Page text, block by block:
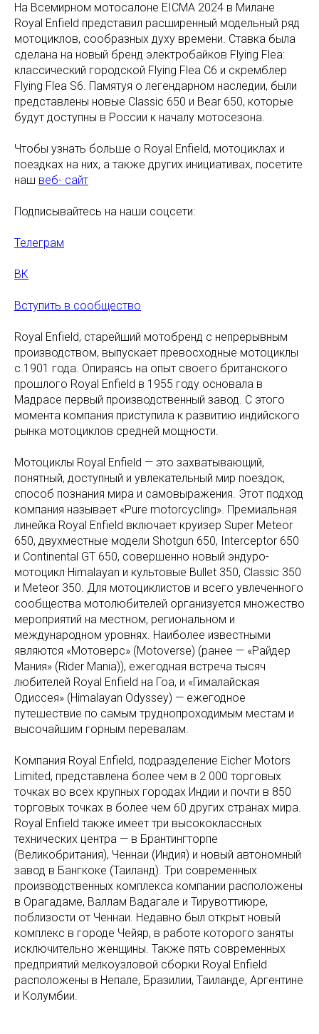
На Всемирном мотосалоне EICMA 2024 в Милане
Royal Enfield представил расширенный модельный ряд
мотоциклов, сообразных духу времени. Ставка была
сделана на новый бренд электробайков Flying Flea:
классический городской Flying Flea C6 и скремблер
Flying Flea S6. Памятуя о легендарном наследии, были
представлены новые Classic 650 и Bear 650, которые
будут доступны в России к началу мотосезона.
Чтобы узнать больше о Royal Enfield, мотоциклах и
поездках на них, а также других инициативах, посетите
наш веб- сайт
Подписывайтесь на наши соцсети:
Телеграм
ВК
Вступить в сообщество
Royal Enfield, старейший мотобренд с непрерывным
производством, выпускает превосходные мотоциклы
с 1901 года. Опираясь на опыт своего британского
прошлого Royal Enfield в 1955 году основала в
Мадрасе первый производственный завод. С этого
момента компания приступила к развитию индийского
рынка мотоциклов средней мощности.
Мотоциклы Royal Enfield — это захватывающий,
понятный, доступный и увлекательный мир поездок,
способ познания мира и самовыражения. Этот подход
компания называет «Pure motorcycling». Премиальная
линейка Royal Enfield включает круизер Super Meteor
650, двухместные модели Shotgun 650, Interceptor 650
и Continental GT 650, совершенно новый эндуро-
мотоцикл Himalayan и культовые Bullet 350, Classic 350
и Meteor 350. Для мотоциклистов и всего увлеченного
сообщества мотолюбителей организуется множество
мероприятий на местном, региональном и
международном уровнях. Наиболее известными
являются «Мотоверс» (Motoverse) (ранее — «Райдер
Мания» (Rider Mania)), ежегодная встреча тысяч
любителей Royal Enfield на Гоа, и «Гималайская
Одиссея» (Himalayan Odyssey) — ежегодное
путешествие по самым труднопроходимым местам и
высочайшим горным перевалам.
Компания Royal Enfield, подразделение Eicher Motors
Limited, представлена более чем в 2 000 торговых
точках во всех крупных городах Индии и почти в 850
торговых точках в более чем 60 других странах мира.
Royal Enfield также имеет три высококлассных
технических центра — в Брантингторпе
(Великобритания), Ченнаи (Индия) и новый автономный
завод в Бангкоке (Таиланд). Три современных
производственных комплекса компании расположены
в Орагадаме, Валлам Вадагале и Тирувоттиюре,
поблизости от Ченнаи. Недавно был открыт новый
комплекс в городе Чейяр, в работе которого заняты
исключительно женщины. Также пять современных
предприятий мелкоузловой сборки Royal Enfield
расположены в Непале, Бразилии, Таиланде, Аргентине
и Колумбии.